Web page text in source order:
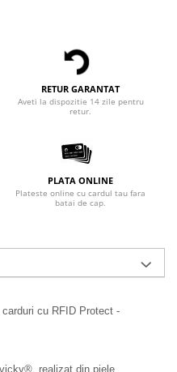
RETUR GARANTAT
Aveti la dispozitie 14 zile pentru
retur.
PLATA ONLINE
Plateste online cu cardul tau fara
batai de cap.
cu RFID Protect -
realizat din piele